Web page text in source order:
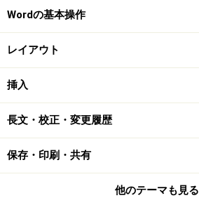
Wordの基本操作
レイアウト
挿入
長文・校正・変更履歴
保存・印刷・共有
他のテーマも見る